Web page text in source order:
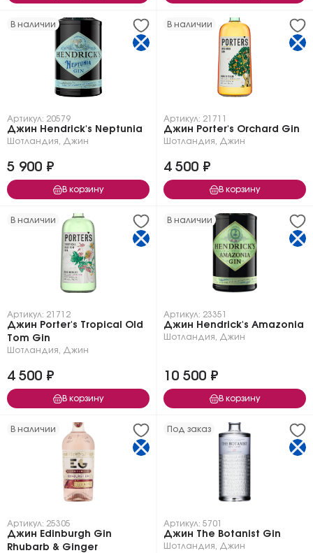
В наличии
Артикул: 20579
Джин Hendrick's Neptunia
Шотландия Джин
5 900 ₽
В корзину
В наличии
Артикул: 21711
Джин Porter's Orchard Gin
Шотландия Джин
4 500 ₽
В корзину
В наличии
Артикул: 21712
Джин Porter's Tropical Old
Tom Gin
Шотландия Джин
4 500 ₽
В корзину
В наличии
Артикул: 23351
Джин Hendrick's Amazonia
Шотландия Джин
10 500 ₽
В корзину
В наличии
Артикул: 25305
Джин Edinburgh Gin
Rhubarb & Ginger
Под заказ
Артикул: 5701
Джин The Botanist Gin
Шотландия Джин